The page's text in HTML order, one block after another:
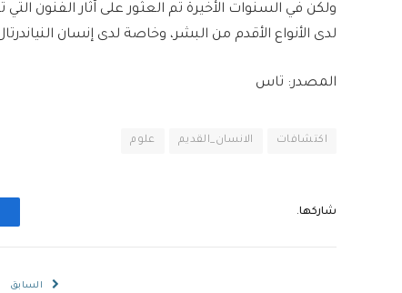
ولكن في السنوات الأخيرة تم العثور على آثار الفنون
لدى الأنواع الأقدم من البشر، وخاصة لدى إنسان
المصدر: تاس
اكتشافات الانسان_القديم علوم
شاركها.
السابق